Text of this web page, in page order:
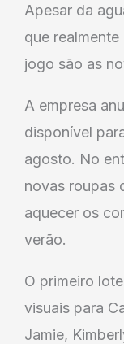
Apesar da
que
jogo são as
A empresa
disponível
agosto. No
novas roupas
aquecer os
verão.
O primeiro
visuais para
Jamie,